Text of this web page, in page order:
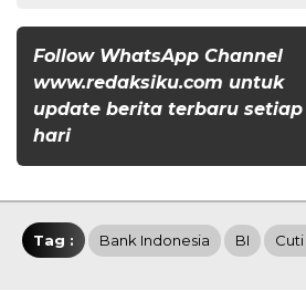
Follow WhatsApp Channel
www.redaksiku.com untuk
update berita terbaru setiap
hari
Tag : Bank Indonesia BI